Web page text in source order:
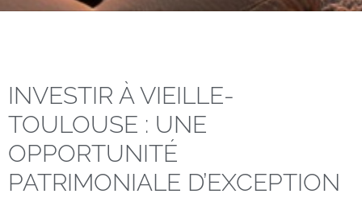
INVESTIR À VIEILLE-
TOULOUSE : UNE
OPPORTUNITÉ
PATRIMONIALE D’EXCEPTION